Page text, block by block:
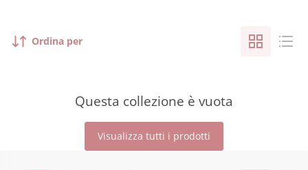
Ordina per
Questa collezione è vuota
Visualizza tutti i prodotti